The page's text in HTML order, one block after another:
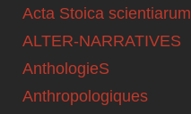
Acta Stoica scientiarum
ALTER-NARRATIVES
AnthologieS
Anthropologiques